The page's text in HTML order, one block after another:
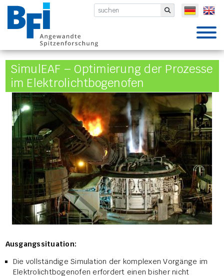
BFI VDEh- Submit
SimulEAF – Optimierung der Prozesse
im Elektrolichtbogenofen
Ausgangssituation:
Die vollständige Simulation der komplexen Vorgänge im
Elektrolichtbogenofen erfordert einen bisher nicht